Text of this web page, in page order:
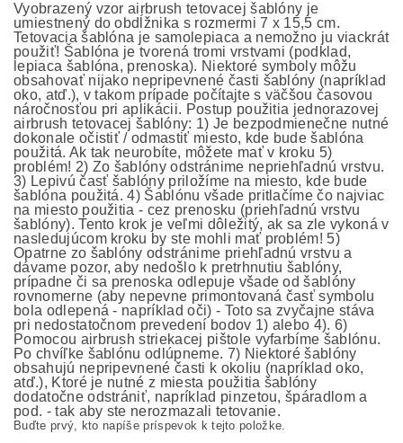
Vyobrazený vzor airbrush tetovacej šablóny je
umiestnený do obdĺžnika s rozmermi 7 x 15,5 cm.
Tetovacia šablóna je samolepiaca a nemožno ju viackrát
použiť! Šablóna je tvorená tromi vrstvami (podklad,
lepiaca šablóna, prenoska). Niektoré symboly môžu
obsahovať nijako nepripevnené časti šablóny (napríklad
oko, atď.), v takom prípade počítajte s väčšou časovou
náročnosťou pri aplikácii. Postup použitia jednorazovej
airbrush tetovacej šablóny: 1) Je bezpodmienečne nutné
dokonale očistiť / odmastiť miesto, kde bude šablóna
použitá. Ak tak neurobíte, môžete mať v kroku 5)
problém! 2) Zo šablóny odstránime nepriehľadnú vrstvu.
3) Lepivú časť šablóny priložíme na miesto, kde bude
šablóna použitá. 4) Šablónu všade pritlačíme čo najviac
na miesto použitia - cez prenosku (priehľadnú vrstvu
šablóny). Tento krok je veľmi dôležitý, ak sa zle vykoná v
nasledujúcom kroku by ste mohli mať problém! 5)
Opatrne zo šablóny odstránime priehľadnú vrstvu a
dávame pozor, aby nedošlo k pretrhnutiu šablóny,
prípadne či sa prenoska odlepuje všade od šablóny
rovnomerne (aby nepevne primontovaná časť symbolu
bola odlepená - napríklad oči) - Toto sa zvyčajne stáva
pri nedostatočnom prevedení bodov 1) alebo 4). 6)
Pomocou airbrush striekacej pištole vyfarbíme šablónu.
Po chvíľke šablónu odlúpneme. 7) Niektoré šablóny
obsahujú nepripevnené časti k okoliu (napríklad oko,
atď.), Ktoré je nutné z miesta použitia šablóny
dodatočne odstrániť, napríklad pinzetou, špáradlom a
pod. - tak aby ste nerozmazali tetovanie.
Buďte prvý, kto napíše príspevok k tejto položke.